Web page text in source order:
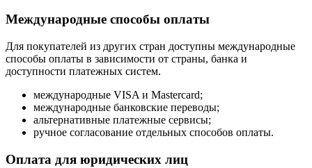
Международные способы оплаты
Для покупателей из других стран доступны международные
способы оплаты в зависимости от страны, банка и
доступности платежных систем.
международные VISA и Mastercard;
международные банковские переводы;
альтернативные платежные сервисы;
ручное согласование отдельных способов оплаты.
Оплата для юридических лиц